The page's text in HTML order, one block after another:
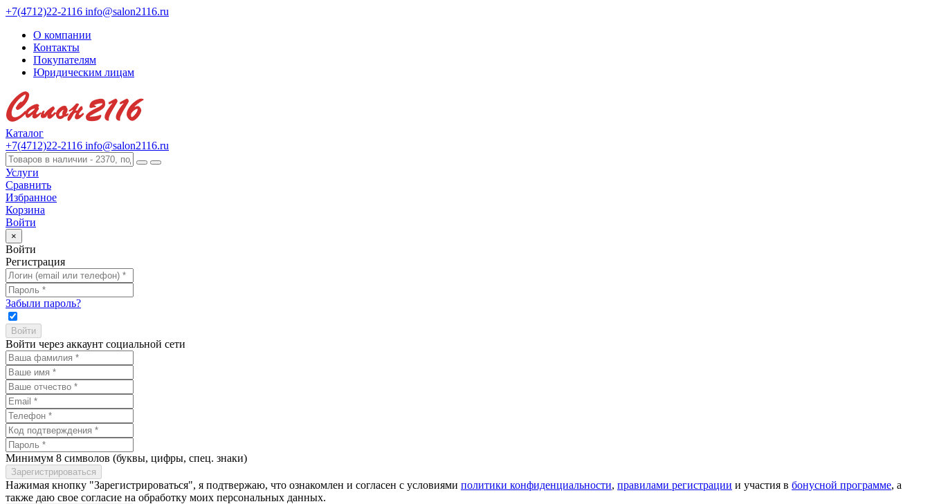
+7(4712)22-2116 info@salon2116.ru
О компании
Контакты
Покупателям
Юридическим лицам
Каталог
+7(4712)22-2116 info@salon2116.ru
Услуги
Сравнить
Избранное
Корзина
Войти
×
Войти
Регистрация
Забыли пароль?
Войти через аккаунт социальной сети
Минимум 8 символов (буквы, цифры, спец. знаки)
Нажимая кнопку "Зарегистрироваться", я подтвержаю, что ознакомлен и согласен с условиями политики конфиденциальности, правилами регистрации и участия в бонусной программе, а
также даю свое согласие на обработку моих персональных данных.